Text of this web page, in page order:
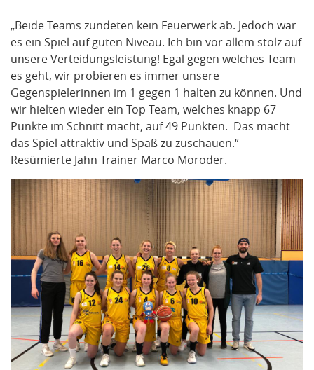
„Beide Teams zündeten kein Feuerwerk ab. Jedoch war
es ein Spiel auf guten Niveau. Ich bin vor allem stolz auf
unsere Verteidungsleistung! Egal gegen welches Team
es geht, wir probieren es immer unsere
Gegenspielerinnen im 1 gegen 1 halten zu können. Und
wir hielten wieder ein Top Team, welches knapp 67
Punkte im Schnitt macht, auf 49 Punkten. Das macht
das Spiel attraktiv und Spaß zu zuschauen.“
Resümierte Jahn Trainer Marco Moroder.